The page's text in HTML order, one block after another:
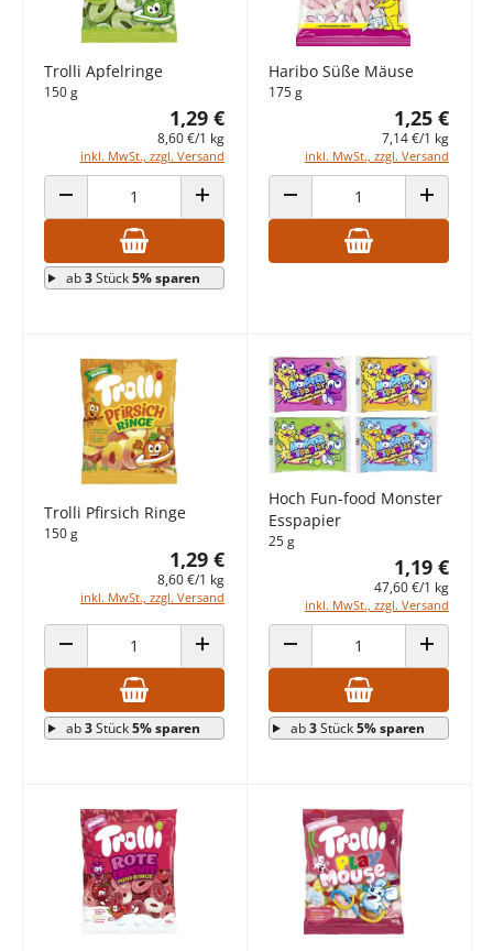
Trolli Apfelringe
150 g
1,29 €
8,60 €/1 kg
inkl. MwSt., zzgl. Versand
ANZAHL VERRINGERN ANZAHL ERHÖHEN
ab3Stück5% sparen
Haribo Süße Mäuse
175 g
1,25 €
7,14 €/1 kg
inkl. MwSt., zzgl. Versand
ANZAHL VERRINGERN ANZAHL
Trolli Pfirsich Ringe
150 g
1,29 €
8,60 €/1 kg
inkl. MwSt., zzgl. Versand
ANZAHL VERRINGERN ANZAHL ERHÖHEN
ab3Stück5% sparen
Hoch Fun-food Monster
Esspapier
25 g
1,19 €
47,60 €/1 kg
inkl. MwSt., zzgl. Versand
ANZAHL VERRINGERN ANZAHL
ab3Stück5% sparen